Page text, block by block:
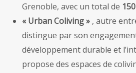
Grenoble, avec un total de 150
« Urban Coliving » , autre
distingue par son
développement durable et
propose des espaces de